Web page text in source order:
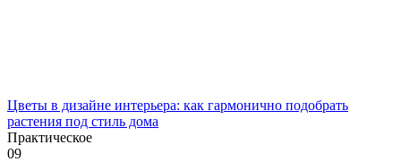
Цветы в дизайне интерьера: как гармонично подобрать
растения под стиль дома
Практическое
09